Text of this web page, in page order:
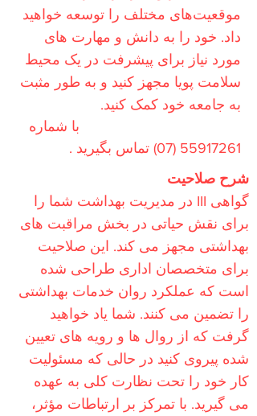
موقعیت‌های مختلف را توسعه خواهید
داد. خود را به دانش و مهارت های
مورد نیاز برای پیشرفت در یک محیط
سلامت پویا مجهز کنید و به طور مثبت
به جامعه خود کمک کنید.
با شماره
55917261 (07)
تماس بگیرید .
شرح صلاحیت
گواهی III در مدیریت بهداشت شما را
برای نقش حیاتی در بخش مراقبت های
بهداشتی مجهز می کند. این صلاحیت
برای متخصصان اداری طراحی شده
است که عملکرد روان خدمات بهداشتی
را تضمین می کنند. شما یاد خواهید
گرفت که از روال ها و رویه های تعیین
شده پیروی کنید در حالی که مسئولیت
کار خود را تحت نظارت کلی به عهده
می گیرید. با تمرکز بر ارتباطات مؤثر،